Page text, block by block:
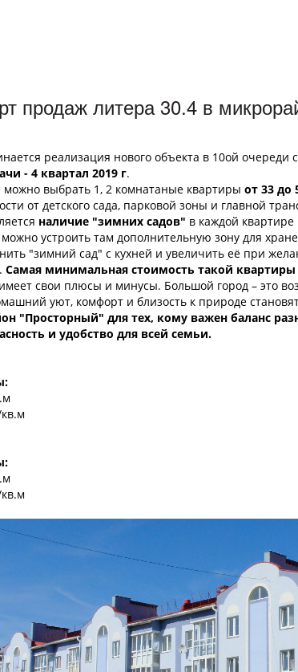
продаж литера 30.4 в
реализация нового объекта в 10ой очереди
- 4 квартал 2019 г.
выбрать 1, 2 комнатаные квартиры от 33 до
от детского сада, парковой зоны и главной
наличие "зимних садов" в каждой
устроить там дополнительную зону для
"зимний сад" с кухней и увеличить её при
Самая минимальная стоимость такой квартиры
свои плюсы и минусы. Большой город – это
уют, комфорт и близость к природе
"Просторный" для тех, кому важен баланс
и удобство для всей семьи.